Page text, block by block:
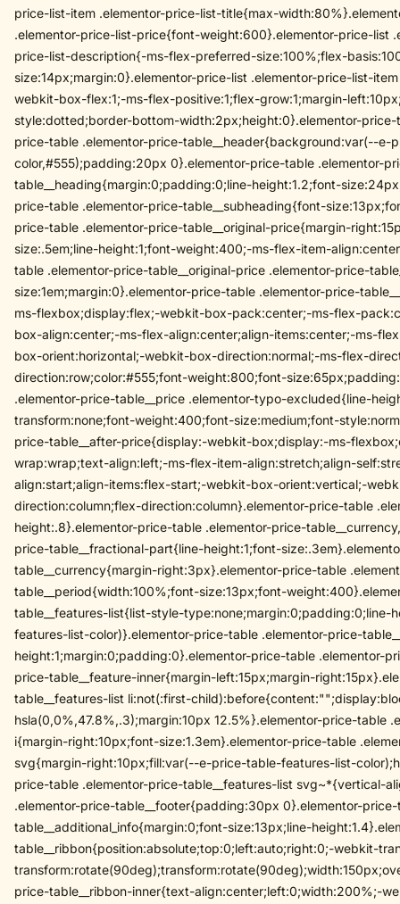
price-list-item .elementor-price-list-title{max-
.elementor-price-list-price{font-weight:600}.elementor-price-list
price-list-description{-ms-flex-preferred-size:100%;flex-
size:14px;margin:0}.elementor-price-list .elementor-price-list-
webkit-box-flex:1;-ms-flex-positive:1;flex-grow:1;margin-
style:dotted;border-bottom-width:2px;height:0}.elementor-
price-table .elementor-price-table__header{background:var(--
color,#555);padding:20px 0}.elementor-price-table .elementor-
table__heading{margin:0;padding:0;line-height:1.2;font-
price-table .elementor-price-table__subheading{font-
price-table .elementor-price-table__original-price{margin-
size:.5em;line-height:1;font-weight:400;-ms-flex-item-
table .elementor-price-table__original-price .elementor-price-
size:1em;margin:0}.elementor-price-table .elementor-price-
ms-flexbox;display:flex;-webkit-box-pack:center;-ms-flex-
box-align:center;-ms-flex-align:center;align-items:center;-ms-
box-orient:horizontal;-webkit-box-direction:normal;-ms-flex-
direction:row;color:#555;font-weight:800;font-
.elementor-price-table__price .elementor-typo-excluded{line-
transform:none;font-weight:400;font-size:medium;font-
price-table__after-price{display:-webkit-box;display:-ms-
wrap:wrap;text-align:left;-ms-flex-item-align:stretch;align-
align:start;align-items:flex-start;-webkit-box-orient:vertical;-
direction:column;flex-direction:column}.elementor-price-table
height:.8}.elementor-price-table .elementor-price-
price-table__fractional-part{line-height:1;font-
table__currency{margin-right:3px}.elementor-price-table
table__period{width:100%;font-size:13px;font-
table__features-list{list-style-type:none;margin:0;padding:0;line-
features-list-color)}.elementor-price-table .elementor-price-
height:1;margin:0;padding:0}.elementor-price-table .elementor-
price-table__feature-inner{margin-left:15px;margin-
table__features-list li:not(:first-
hsla(0,0%,47.8%,.3);margin:10px 12.5%}.elementor-price-table
i{margin-right:10px;font-size:1.3em}.elementor-price-table
svg{margin-right:10px;fill:var(--e-price-table-features-list-
price-table .elementor-price-table__features-list svg~*{vertical-
.elementor-price-table__footer{padding:30px 0}.elementor-
table__additional_info{margin:0;font-size:13px;line-
table__ribbon{position:absolute;top:0;left:auto;right:0;-webkit-
price-table__ribbon-inner{text-align:center;left:0;width:200%;-